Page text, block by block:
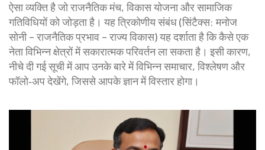
ऐसा व्यक्ति है जो राजनैतिक मंच, विकास योजना और सामाजिक
गतिविधियों को जोड़ता है। यह त्रिकोणीय संबंध (सिंटैक्स: मनोज
सोनी – राजनैतिक प्रभाव – राज्य विकास) यह दर्शाता है कि कैसे एक
नेता विभिन्न क्षेत्रों में सकारात्मक परिवर्तन ला सकता है। इसी कारण,
नीचे दी गई सूची में आप उनके बारे में विभिन्न समाचार, विश्लेषण और
फॉलो‑अप देखेंगे, जिससे आपके ज्ञान में विस्तार होगा।